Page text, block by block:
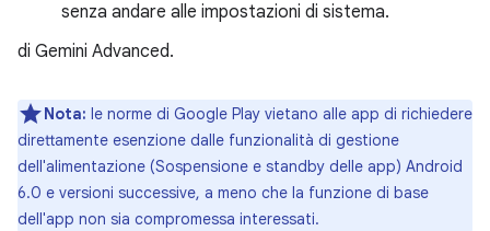
senza andare alle impostazioni di sistema.
di Gemini Advanced.
Nota: le norme di Google Play vietano alle app di richiedere
direttamente esenzione dalle funzionalità di gestione
dell'alimentazione (Sospensione e standby delle app) Android
6.0 e versioni successive, a meno che la funzione di base
dell'app non sia compromessa interessati.